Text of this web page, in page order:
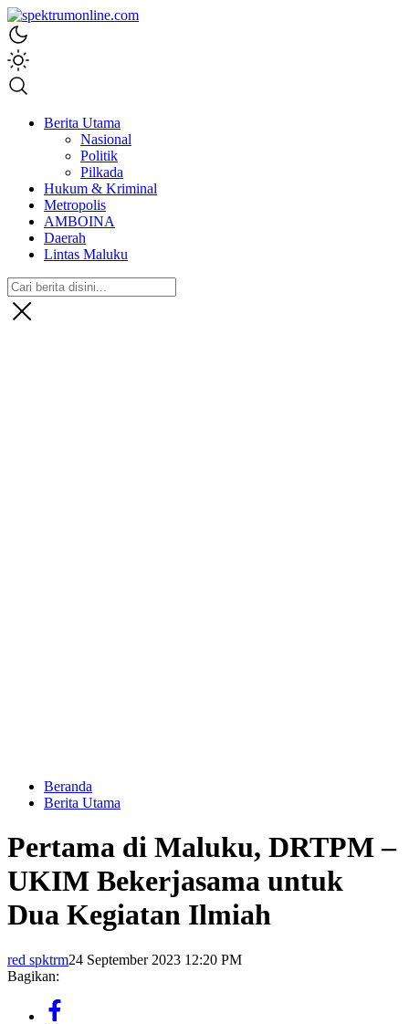
spektrumonline.com
Berita Utama
Nasional
Politik
Pilkada
Hukum & Kriminal
Metropolis
AMBOINA
Daerah
Lintas Maluku
Beranda
Berita Utama
Pertama di Maluku, DRTPM –
UKIM Bekerjasama untuk
Dua Kegiatan Ilmiah
red spktrm24 September 2023 12:20 PM
Bagikan: